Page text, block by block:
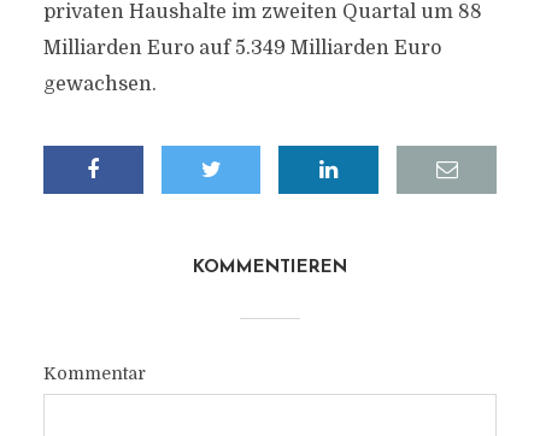
privaten Haushalte im zweiten Quartal um 88
Milliarden Euro auf 5.349 Milliarden Euro
gewachsen.
KOMMENTIEREN
Kommentar